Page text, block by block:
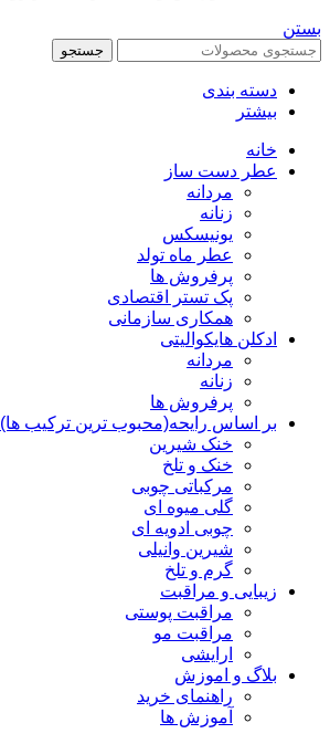
بستن
جستجو
دسته بندی
بیشتر
خانه
عطر دست ساز
مردانه
زنانه
یونیسکس
عطر ماه تولد
پرفروش ها
پک تستر اقتصادی
همکاری سازمانی
ادکلن هایکوالیتی
مردانه
زنانه
پرفروش ها
بر اساس رایحه(محبوب ترین ترکیب ها)
خنک شیرین
خنک و تلخ
مرکباتی چوبی
گلی میوه ای
چوبی ادویه ای
شیرین وانیلی
گرم و تلخ
زیبایی و مراقبت
مراقبت پوستی
مراقبت مو
ارایشی
بلاگ و اموزش
راهنمای خرید
آموزش ها